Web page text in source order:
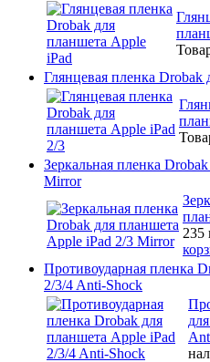
Глянцевая пленка
Зеркальная пленка
Mirror
235
Противоударная пленка
2/3/4 Anti-Shock